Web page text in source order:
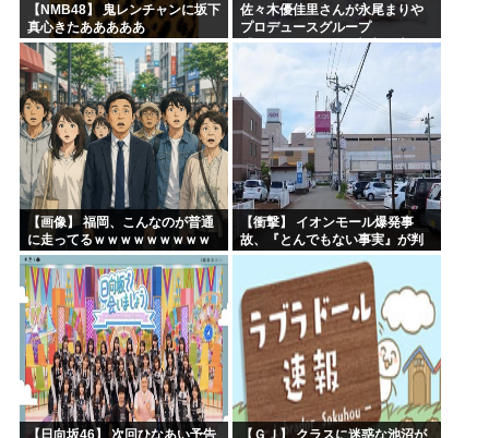
【NMB48】 鬼レンチャンに坂下
真心きたあああああ
佐々木優佳里さんが永尾まりや
プロデュースグループ
「WASURENA」に加入発表！
現在のグループと兼任へ【元
AKB48ゆかるん・まりやぎ】
【画像】 福岡、こんなのが普通
に走ってるｗｗｗｗｗｗｗｗｗ
ｗｗｗｗｗｗｗ
【衝撃】 イオンモール爆発事
故、『とんでもない事実』が判
明してしまう・・・・・・
【日向坂46】 次回ひなあい予告 【ＧＪ】 クラスに迷惑な池沼が